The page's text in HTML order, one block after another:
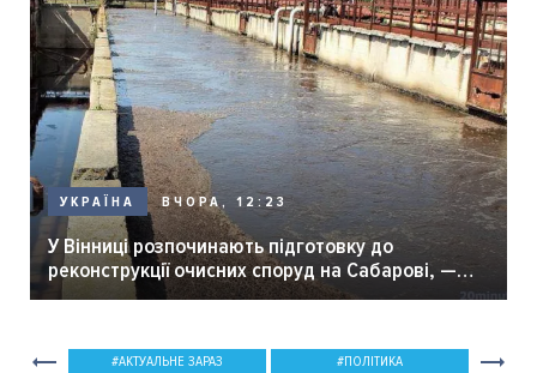
УКРАЇНА ВЧОРА, 12:23
У Вінниці розпочинають підготовку до
реконструкції очисних споруд на Сабарові, —
мер Вінниці.
АКТУАЛЬНЕ ЗАРАЗ ПОЛІТИКА